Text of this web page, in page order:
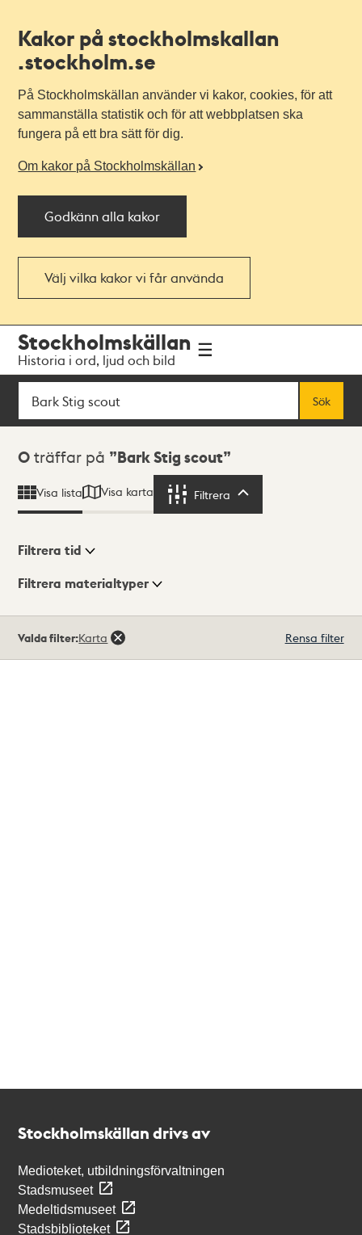
Kakor på stockholmskallan
.stockholm.se
På Stockholmskällan använder vi kakor, cookies, för att
sammanställa statistik och för att webbplatsen ska
fungera på ett bra sätt för dig.
Om kakor på Stockholmskällan
Godkänn alla kakor
Välj vilka kakor vi får använda
navigationen
huvudinnehållet
Stockholmskällan
Historia i ord, ljud och bild
Sök
Sök
Sökresultat
0 träffar på Bark Stig scout
Visa lista Visa karta Filtrera
Visningsläge
Filtrera tid
Filtrera materialtyper
träffar
Valda filter:Karta Rensa filter
Stockholmskällan drivs av
Medioteket, utbildningsförvaltningen
Stadsmuseet
Medeltidsmuseet
Stadsbiblioteket